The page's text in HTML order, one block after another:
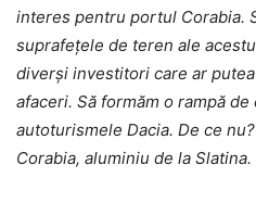
interes pentru portul Corabia.
suprafeţele de teren ale
diverşi investitori care ar
afaceri. Să formăm o rampă
autoturismele Dacia. De ce
Corabia, aluminiu de la Slatina.